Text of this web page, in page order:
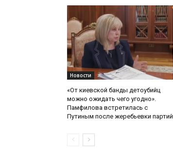
Новости
«От киевской банды детоубийц
можно ожидать чего угодно».
Памфилова встретилась с
Путиным после жеребьевки партий